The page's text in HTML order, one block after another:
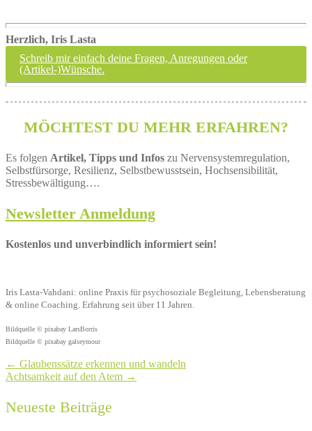
Herzlich, Iris Lasta
Schreib mir einfach deine Fragen, Anregungen oder
(Artikel-)Wünsche.
MÖCHTEST DU MEHR ERFAHREN?
Es folgen Artikel, Tipps und Infos zu Nervensystemregulation,
Selbstfürsorge, Resilienz, Selbstbewusstsein, Hochsensibilität,
Stressbewältigung….
Newsletter Anmeldung
Kostenlos und unverbindlich informiert sein!
Iris Lasta-Vahdani: online Praxis für psychosoziale Begleitung, Lebensberatung
& online Coaching. Erfahrung seit über 11 Jahren.
Bildquelle © pixabay LarsBorris
Bildquelle © pixabay galseymour
← Glaubenssätze erkennen und wandeln
Achtsamkeit auf den Atem →
Neueste Beiträge